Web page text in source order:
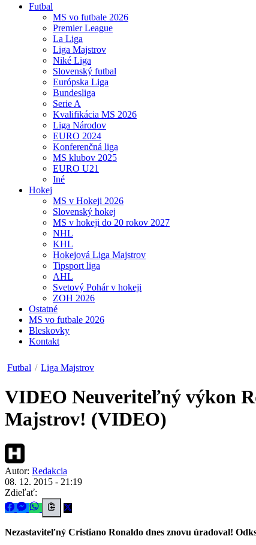
Futbal
MS vo futbale 2026
Premier League
La Liga
Liga Majstrov
Niké Liga
Slovenský futbal
Európska Liga
Bundesliga
Serie A
Kvalifikácia MS 2026
Liga Národov
EURO 2024
Konferenčná liga
MS klubov 2025
EURO U21
Iné
Hokej
MS v Hokeji 2026
Slovenský hokej
MS v hokeji do 20 rokov 2027
NHL
KHL
Hokejová Liga Majstrov
Tipsport liga
AHL
Svetový Pohár v hokeji
ZOH 2026
Ostatné
MS vo futbale 2026
Bleskovky
Kontakt
Futbal / Liga Majstrov
VIDEO Neuveriteľný výkon
Majstrov! (VIDEO)
Autor: Redakcia
08. 12. 2015 - 21:19
Zdieľať:
Nezastaviteľný Cristiano Ronaldo dnes znovu úradoval!